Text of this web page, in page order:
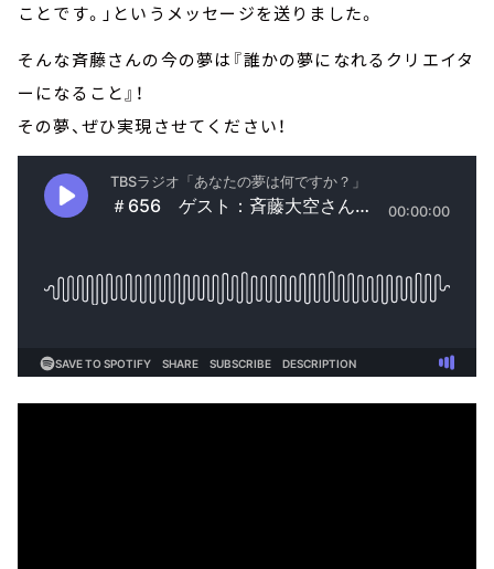
ことです。」というメッセージを送りました。
そんな斉藤さんの今の夢は『誰かの夢になれるクリエイタ
ーになること』！
その夢、ぜひ実現させてください！